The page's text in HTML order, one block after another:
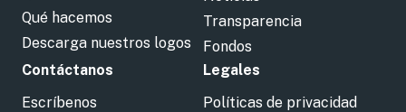
Qué hacemos
Descarga nuestros logos
Transparencia
Fondos
Contáctanos
Escríbenos
Legales
Políticas de privacidad